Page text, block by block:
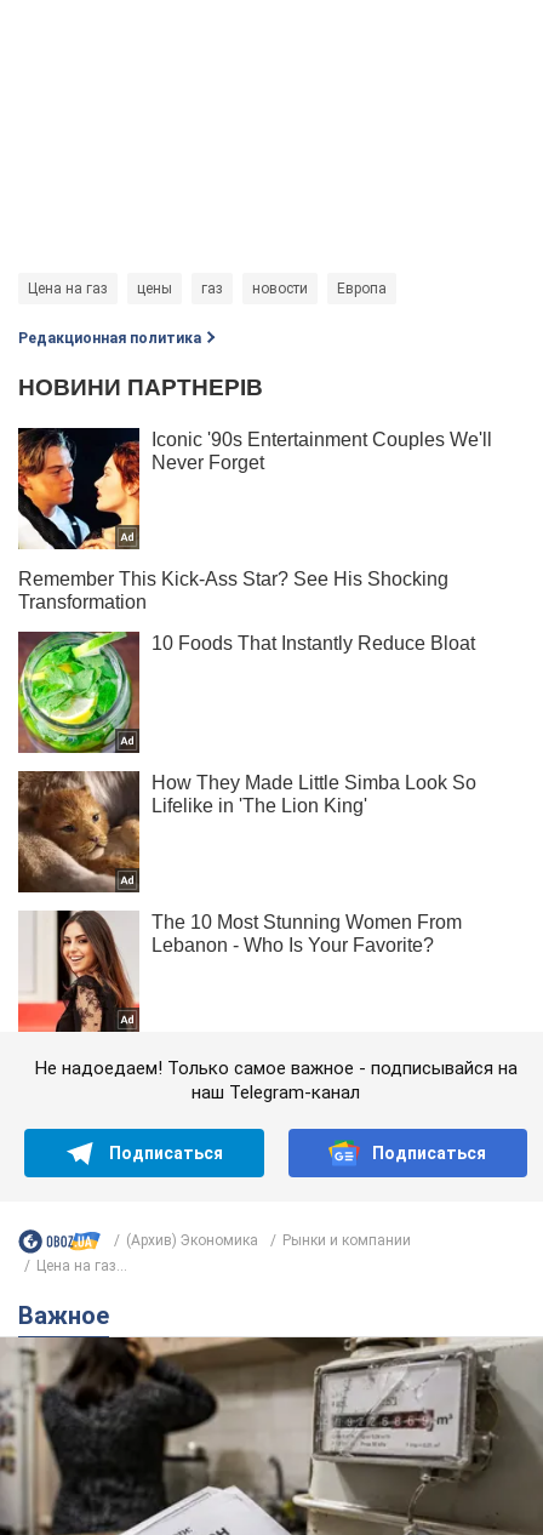
Цена на газ цены газ новости Европа
Редакционная политика
Не надоедаем! Только самое важное - подписывайся на
наш Telegram-канал
Подписаться Подписаться
(Архив) Экономика
Рынки и компании
Цена на газ...
Важное